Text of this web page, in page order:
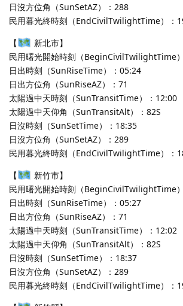
日沒方位角（SunSetAZ）：288
民用暮光終時刻（EndCivilTwilightTime）：
【
新北市】
民用曙光開始時刻（BeginCivilTwilightTime
日出時刻（SunRiseTime）：05:24
日出方位角（SunRiseAZ）：71
太陽過中天時刻（SunTransitTime）：12:00
太陽過中天仰角（SunTransitAlt）：82S
日沒時刻（SunSetTime）：18:35
日沒方位角（SunSetAZ）：289
民用暮光終時刻（EndCivilTwilightTime）：
【
新竹市】
民用曙光開始時刻（BeginCivilTwilightTime
日出時刻（SunRiseTime）：05:27
日出方位角（SunRiseAZ）：71
太陽過中天時刻（SunTransitTime）：12:02
太陽過中天仰角（SunTransitAlt）：82S
日沒時刻（SunSetTime）：18:37
日沒方位角（SunSetAZ）：289
民用暮光終時刻（EndCivilTwilightTime）：